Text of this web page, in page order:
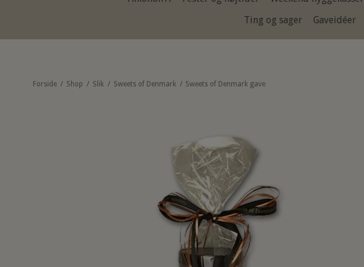
Ting og sager
Gaveidéer
Forside / Shop / Slik / Sweets of Denmark / Sweets of Denmark gave